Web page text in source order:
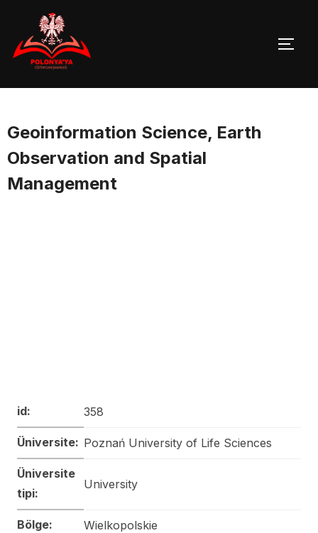
content
Geoinformation Science, Earth
Observation and Spatial
Management
id: 358
Üniversite: Poznań University of Life Sciences
Üniversite
tipi:
University
Bölge: Wielkopolskie